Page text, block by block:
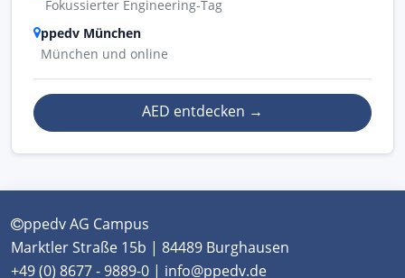
Fokussierter Engineering-Tag
ppedv München
München und online
AED entdecken →
ppedv AG Campus
Marktler Straße 15b | 84489 Burghausen
+49 (0) 8677 - 9889-0 | info@ppedv.de